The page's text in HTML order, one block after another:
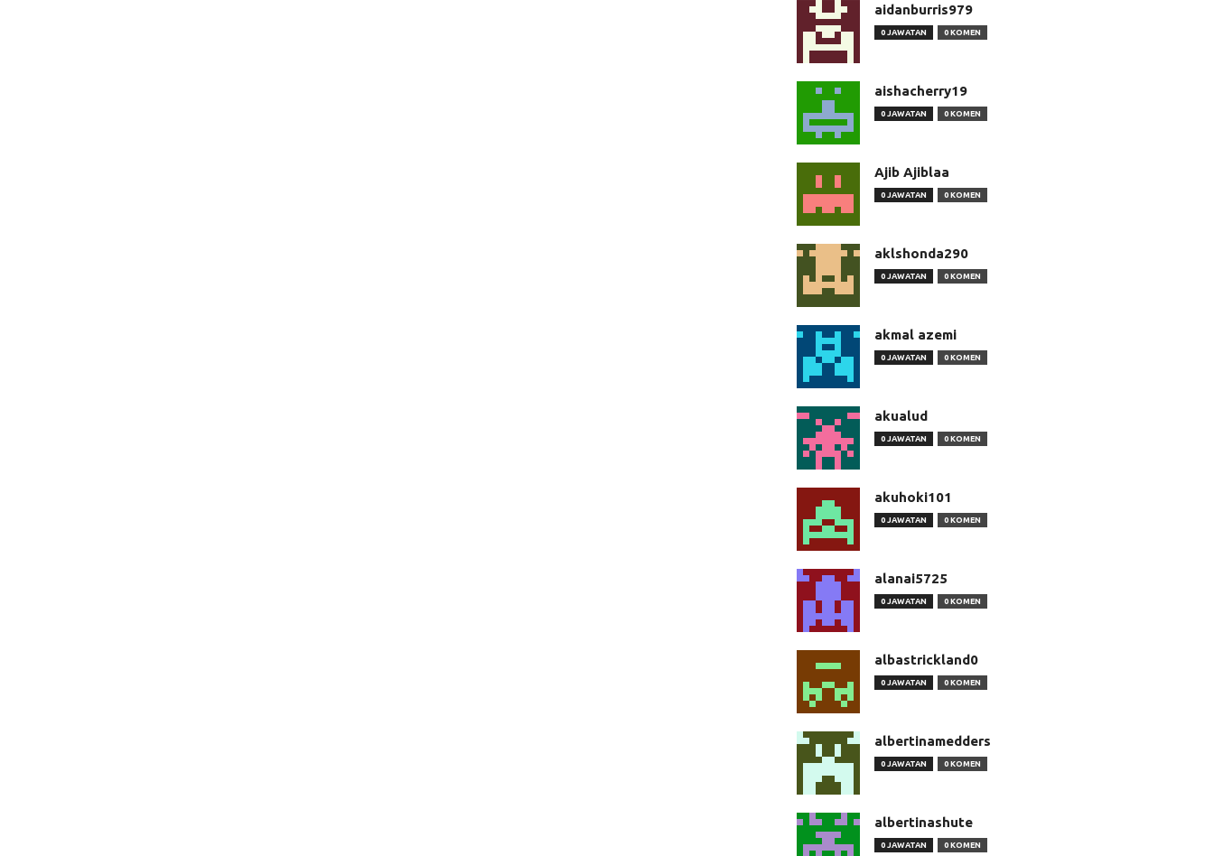
aidanburris979
0 JAWATAN 0 KOMEN
aishacherry19
0 JAWATAN 0 KOMEN
Ajib Ajiblaa
0 JAWATAN 0 KOMEN
aklshonda290
0 JAWATAN 0 KOMEN
akmal azemi
0 JAWATAN 0 KOMEN
akualud
0 JAWATAN 0 KOMEN
akuhoki101
0 JAWATAN 0 KOMEN
alanai5725
0 JAWATAN 0 KOMEN
albastrickland0
0 JAWATAN 0 KOMEN
albertinamedders
0 JAWATAN 0 KOMEN
albertinashute
0 JAWATAN 0 KOMEN